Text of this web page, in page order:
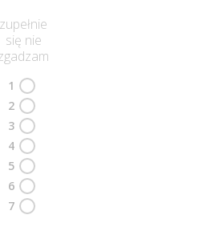
zupełnie
się nie
1
2
3
4
5
6
7